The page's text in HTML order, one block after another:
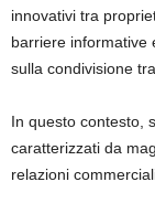
innovativi tra
barriere informative
sulla condivisione
In questo contesto,
caratterizzati da
relazioni